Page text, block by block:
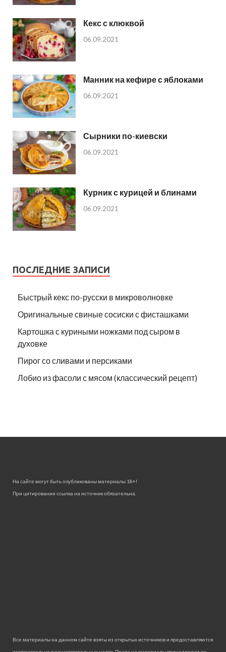
Кекс с клюквой
06.09.2021
Манник на кефире с яблоками
06.09.2021
Сырники по-киевски
06.09.2021
Курник с курицей и блинами
06.09.2021
ПОСЛЕДНИЕ ЗАПИСИ
Быстрый кекс по-русски в микроволновке
Оригинальные свиные сосиски с фисташками
Картошка с куриными ножками под сыром в
духовке
Пирог со сливами и персиками
Лобио из фасоли с мясом (классический рецепт)
На сайте могут быть опубликованы материалы 18+!
При цитировании ссылка на источник обязательна.
Все материалы на данном сайте взяты из открытых источников и предоставляются